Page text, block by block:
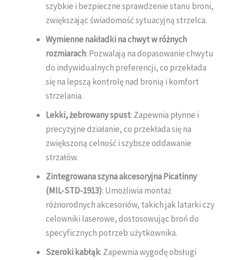
szybkie i bezpieczne sprawdzenie stanu broni,
zwiększając świadomość sytuacyjną strzelca.
Wymienne nakładki na chwyt w różnych
rozmiarach: Pozwalają na dopasowanie chwytu
do indywidualnych preferencji, co przekłada
się na lepszą kontrolę nad bronią i komfort
strzelania.
Lekki, żebrowany spust: Zapewnia płynne i
precyzyjne działanie, co przekłada się na
zwiększoną celność i szybsze oddawanie
strzałów.
Zintegrowana szyna akcesoryjna Picatinny
(MIL-STD-1913): Umożliwia montaż
różnorodnych akcesoriów, takich jak latarki czy
celowniki laserowe, dostosowując broń do
specyficznych potrzeb użytkownika.
Szeroki kabłąk: Zapewnia wygodę obsługi